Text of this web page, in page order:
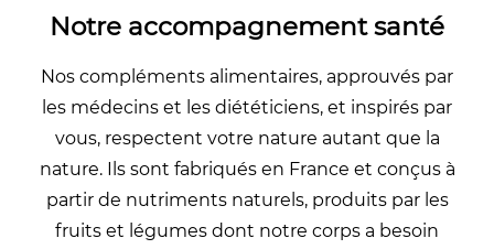
Notre accompagnement santé
Nos compléments alimentaires, approuvés par
les médecins et les diététiciens, et inspirés par
vous, respectent votre nature autant que la
nature. Ils sont fabriqués en France et conçus à
partir de nutriments naturels, produits par les
fruits et légumes dont notre corps a besoin